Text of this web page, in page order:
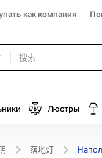
как компания
Люстры
落地灯